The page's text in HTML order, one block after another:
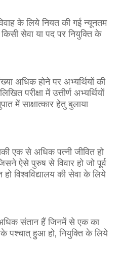
के लिये नियत की गई न्यूनतम
सेवा या पद पर नियुक्ति के
अधिक होने पर अभ्यर्थियों की
परीक्षा में उत्तीर्ण अभ्यर्थियों
में साक्षात्कार हेतु बुलाया
एक से अधिक पत्नी जीवित हो
ऐसे पुरुष से विवार हो जो पूर्व
हो विश्वविद्यालय की सेवा के लिये
संतान हैं जिनमें से एक का
पश्चात्हुआ हो, नियुक्ति के लिये